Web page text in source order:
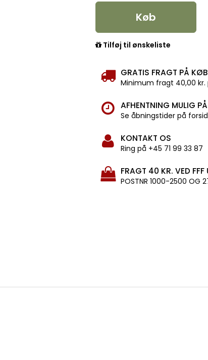
Køb
Tilføj til ønskeliste
GRATIS FRAGT PÅ
Minimum fragt 40,00
AFHENTNING MULIG
Se åbningstider på
KONTAKT OS
Ring på +45 71 99 33 87
FRAGT 40 KR. VED FFF
POSTNR 1000-2500 OG